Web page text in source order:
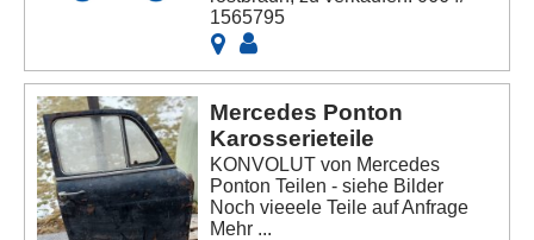
1565795
Mercedes Ponton
Karosserieteile
KONVOLUT von Mercedes
Ponton Teilen - siehe Bilder
Noch vieeele Teile auf Anfrage
Mehr ...